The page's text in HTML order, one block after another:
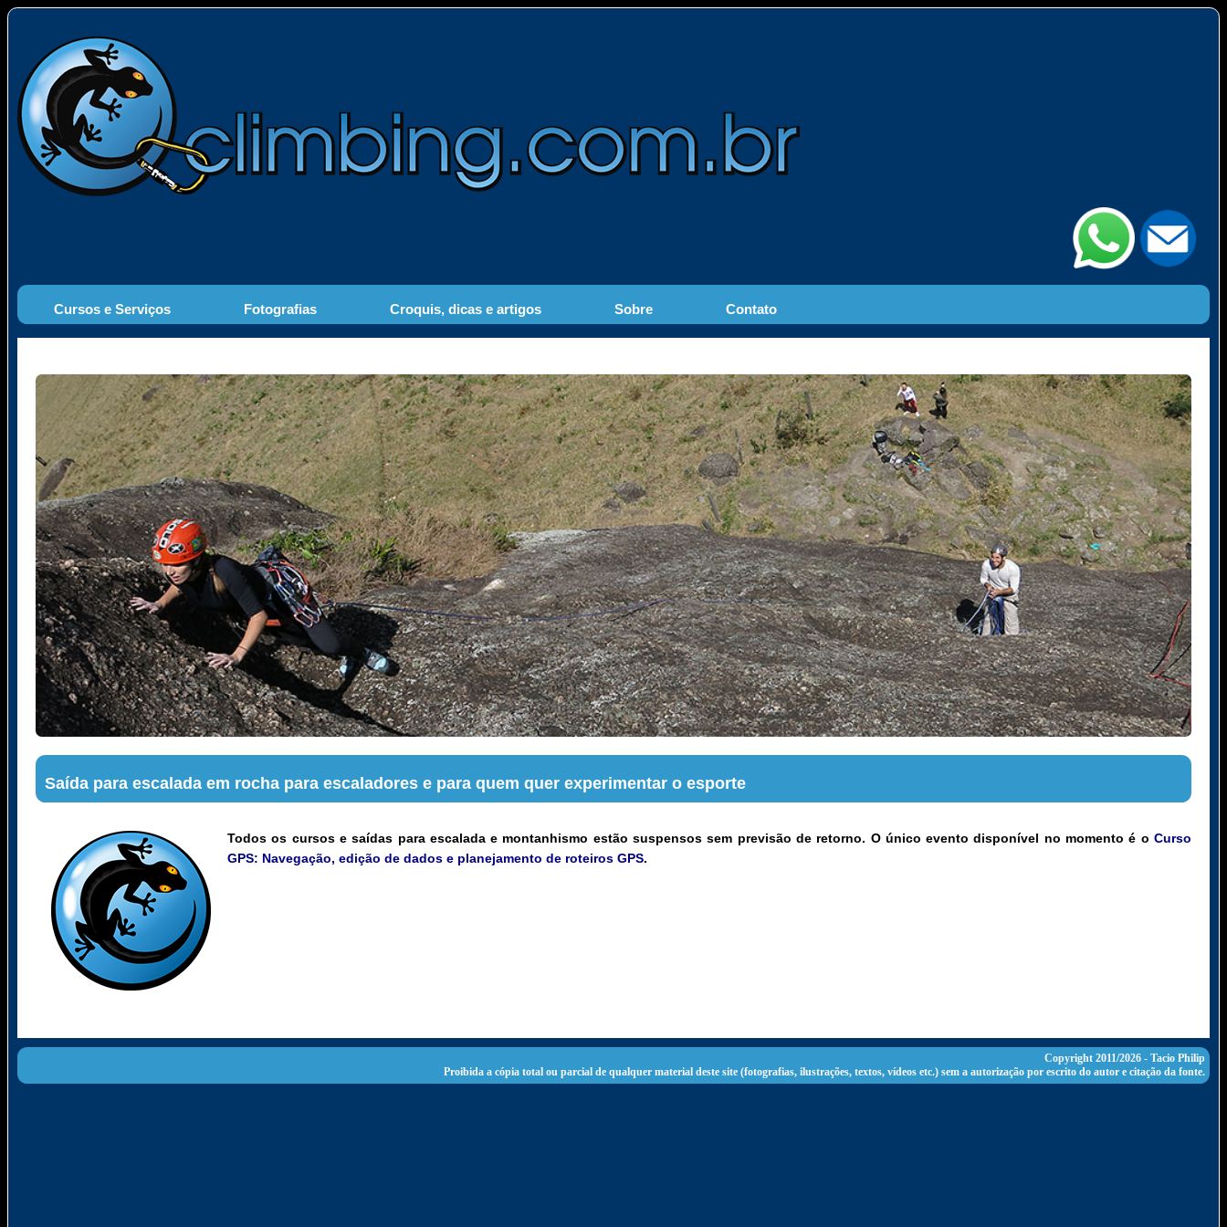
Cursos e Serviços Fotografias Croquis, dicas e artigos Sobre Contato
Saída para escalada em rocha para escaladores e para quem quer experimentar o esporte
Todos os cursos e saídas para escalada e montanhismo estão suspensos sem previsão de retorno. O único evento disponível no momento é o Curso
GPS: Navegação, edição de dados e planejamento de roteiros GPS.
Copyright 2011/2026 - Tacio Philip
Proibida a cópia total ou parcial de qualquer material deste site (fotografias, ilustrações, textos, vídeos etc.) sem a autorização por escrito do autor e citação da fonte.